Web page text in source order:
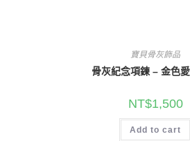
寶貝骨灰飾品
骨灰紀念項鍊 – 金色
NT$1,500
Add to cart